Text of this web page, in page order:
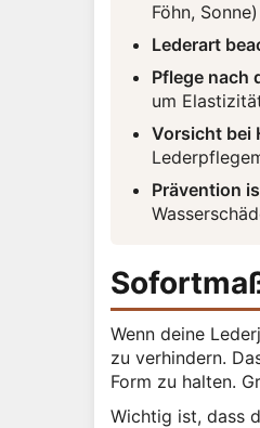
Föhn,
Lederart
Pflege nach
um
Vorsicht bei
Prävention
Wenn deine
zu verhindern.
Form zu halten.
Wichtig ist, dass